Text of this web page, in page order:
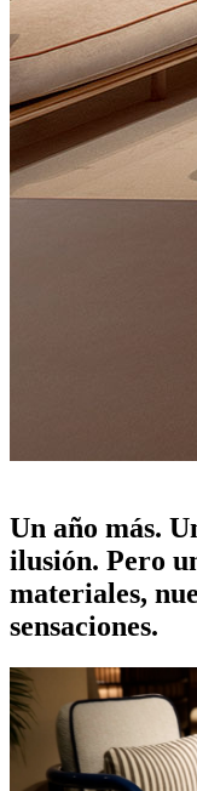
Un año más.
ilusión. Pero
materiales,
sensaciones.